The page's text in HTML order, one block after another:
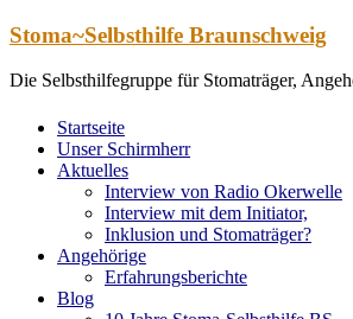
Zum
springen
Stoma~Selbsthilfe Braunschweig
Die Selbsthilfegruppe für Stomaträger,
Startseite
Unser Schirmherr
Aktuelles
Interview von Radio Okerwelle
Interview mit dem Initiator,
Inklusion und Stomaträger?
Angehörige
Erfahrungsberichte
Blog